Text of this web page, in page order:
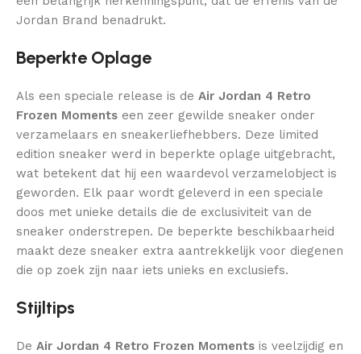
Jordan Brand benadrukt.
Beperkte Oplage
Als een speciale release is de Air Jordan 4 Retro
Frozen Moments een zeer gewilde sneaker onder
verzamelaars en sneakerliefhebbers. Deze limited
edition sneaker werd in beperkte oplage uitgebracht,
wat betekent dat hij een waardevol verzamelobject is
geworden. Elk paar wordt geleverd in een speciale
doos met unieke details die de exclusiviteit van de
sneaker onderstrepen. De beperkte beschikbaarheid
maakt deze sneaker extra aantrekkelijk voor diegenen
die op zoek zijn naar iets unieks en exclusiefs.
Stijltips
De Air Jordan 4 Retro Frozen Moments is veelzijdig en